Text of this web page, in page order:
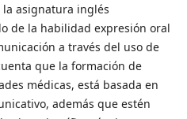
asignatura inglés
de la habilidad expresión oral
a través del uso de
que la formación de
médicas, está basada en
además que estén